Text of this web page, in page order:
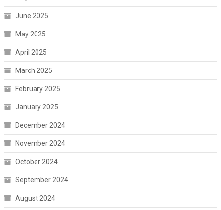
June 2025
May 2025
April 2025
March 2025
February 2025
January 2025
December 2024
November 2024
October 2024
September 2024
August 2024